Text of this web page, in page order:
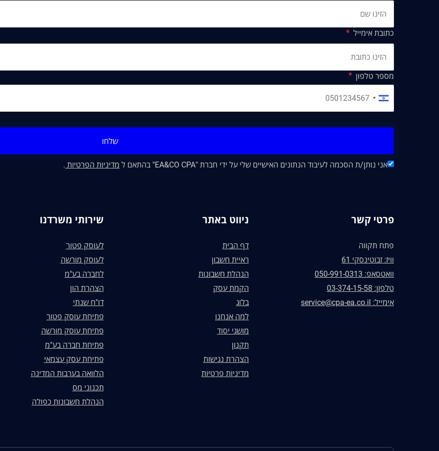
כתובת אימייל
מספר טלפון
שלחו
אני נותן/ת הסכמה לעיבוד הנתונים האישיים שלי על ידי חברת "EA&CO CPA" בהתאם ל מדיניות הפרטיות .
פרטי קשר
פתח תקווה
וויז: זבוטינסקי 61
וואטסאפ: 050-991-0313
טלפון: 03-374-15-58
אימייל: service@cpa-ea.co.il
ניווט באתר
דף הבית
ראיית חשבון
הנהלת חשבונות
הקמת עסק
בלוג
למה אנחנו
מושגי יסוד
תקנון
הצהרת נגישות
מדיניות פרטיות
שירותי משרדנו
לעוסק פטור
לעוסק מורשה
לחברה בע"מ
הצהרת הון
דו"ח שנתי
פתיחת עוסק פטור
פתיחת עוסק מורשה
פתיחת חברה בע"מ
פתיחת עסק עצמאי
הלוואה בערבות המדינה
תכנוני מס
הנהלת חשבונות כפולה